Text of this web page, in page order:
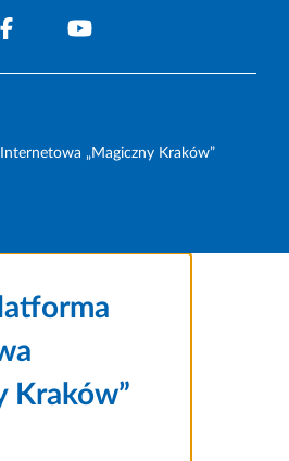
„Magiczny Kraków”
Kraków”